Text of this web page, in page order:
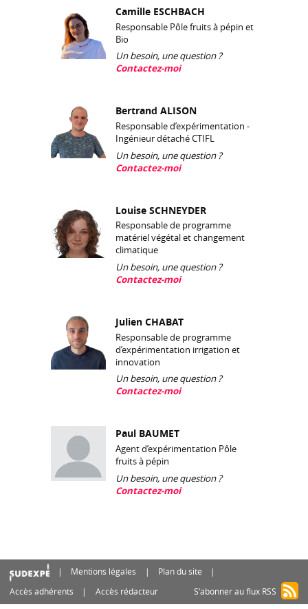
Camille ESCHBACH
Responsable Pôle fruits à pépin et
Bio
Un besoin, une question ?
Contactez-moi
Bertrand ALISON
Responsable d’expérimentation -
Ingénieur détaché CTIFL
Un besoin, une question ?
Contactez-moi
Louise SCHNEYDER
Responsable de programme
matériel végétal et changement
climatique
Un besoin, une question ?
Contactez-moi
Julien CHABAT
Responsable de programme
d’expérimentation irrigation et
innovation
Un besoin, une question ?
Contactez-moi
Paul BAUMET
Agent d’expérimentation Pôle
fruits à pépin
Un besoin, une question ?
Contactez-moi
Mentions légales
Plan du site
Accès adhérents
Accès rédacteur S’abonner au flux RSS